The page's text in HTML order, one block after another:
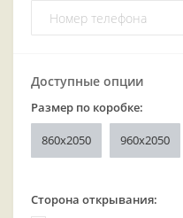
Доступные опции
Размер по коробке:
860x2050 960x2050
Сторона открывания: